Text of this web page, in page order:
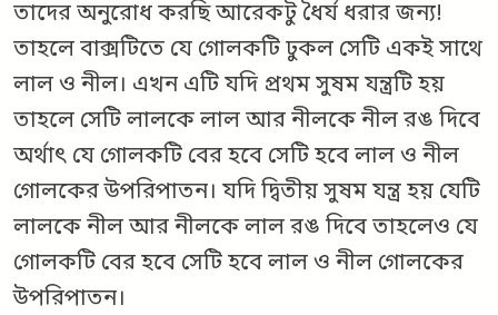
তাদের অনুরোধ করছি আরেকটু ধৈর্য ধরার জন্য!
তাহলে বাক্সটিতে যে গোলকটি ঢুকল সেটি একই সাথে
লাল ও নীল। এখন এটি যদি প্রথম সুষম যন্ত্রটি হয়
তাহলে সেটি লালকে লাল আর নীলকে নীল রঙ দিবে
অর্থাৎ যে গোলকটি বের হবে সেটি হবে লাল ও নীল
গোলকের উপরিপাতন। যদি দ্বিতীয় সুষম যন্ত্র হয় যেটি
লালকে নীল আর নীলকে লাল রঙ দিবে তাহলেও যে
গোলকটি বের হবে সেটি হবে লাল ও নীল গোলকের
উপরিপাতন।